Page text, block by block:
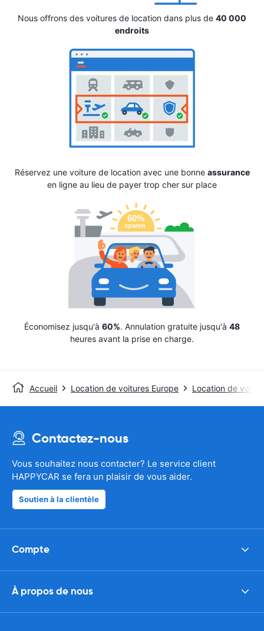
Nous offrons des voitures de location dans plus de 40 000
endroits
Réservez une voiture de location avec une bonne assurance
en ligne au lieu de payer trop cher sur place
Économisez jusqu'à 60%. Annulation gratuite jusqu'à 48
heures avant la prise en charge.
Accueil Location de voitures Europe Location de
Contactez-nous
Vous souhaitez nous contacter? Le service client
HAPPYCAR se fera un plaisir de vous aider.
Soutien à la clientèle
Compte
À propos de nous